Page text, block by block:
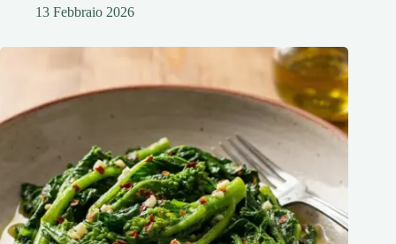
13 Febbraio 2026